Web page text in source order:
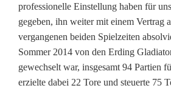
professionelle Einstellung haben für
gegeben, ihn weiter mit einem Vertrag
vergangenen beiden Spielzeiten
Sommer 2014 von den Erding
gewechselt war, insgesamt 94 Partien
erzielte dabei 22 Tore und steuerte 75